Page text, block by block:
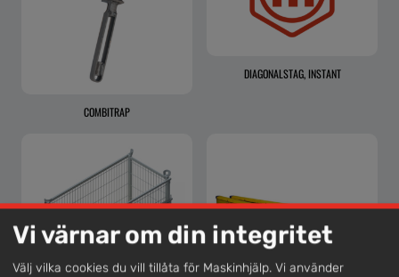
COMBITRAP
DIAGONALSTAG, INSTANT
Vi värnar om din integritet
Välj vilka cookies du vill tillåta för Maskinhjälp. Vi använder